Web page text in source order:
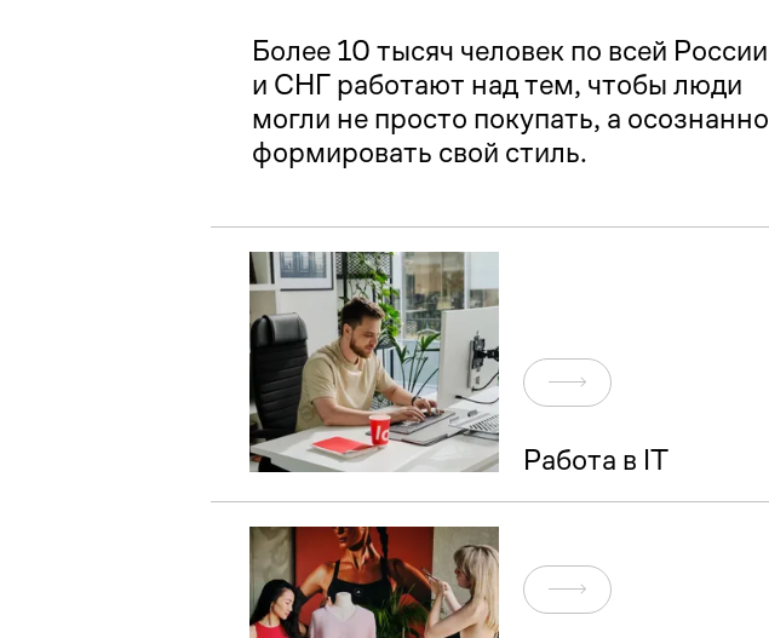
Более 10 тысяч человек по всей России
и СНГ работают над тем, чтобы люди
могли не просто покупать, а осознанно
формировать свой стиль.
Работа в IT
Перейти
Перейти